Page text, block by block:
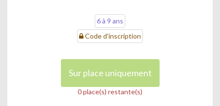
6 à 9 ans
Code d'inscription
Sur place uniquement
0 place(s) restante(s)